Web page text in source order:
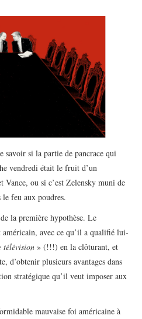
savoir si la partie de pancrace qui
vendredi était le fruit d’un
Vance, ou si c’est Zelensky muni de
feu aux poudres.
la première hypothèse. Le
américain, avec ce qu’il a qualifié lui-
télévision » (!!!) en la clôturant, et
d’obtenir plusieurs avantages dans
stratégique qu’il veut imposer aux
mauvaise foi américaine à